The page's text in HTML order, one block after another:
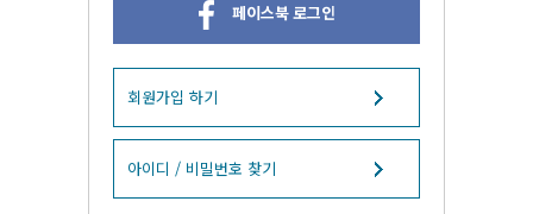
페이스북 로그인
회원가입 하기
아이디 / 비밀번호 찾기
반응형/웹퍼블리셔/프론트엔드 웹개발자(웹디자인)
자바(Java)기반 JSP/스프링 웹개발자(정보처리산업기사)(과정평가형)
디지털컨버전스 자바(JAVA)개발자(전자정부 프레임워크/SPRING)
전산세무회계 자격취득과정[전산회계1급/전산세무2급/FAT1급/TAT2급]
컴퓨터활용능력2급(필기+실기) 및 ITQ자격증 취득(한글,엑셀,파워포인트)